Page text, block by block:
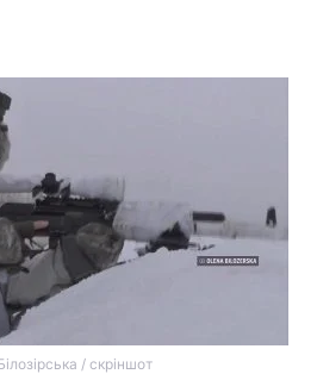
/ скріншот